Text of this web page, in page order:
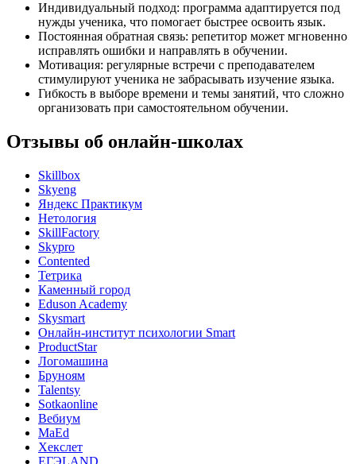
Индивидуальный подход: программа адаптируется под
нужды ученика, что помогает быстрее освоить язык.
Постоянная обратная связь: репетитор может мгновенно
исправлять ошибки и направлять в обучении.
Мотивация: регулярные встречи с преподавателем
стимулируют ученика не забрасывать изучение языка.
Гибкость в выборе времени и темы занятий, что сложно
организовать при самостоятельном обучении.
Отзывы об онлайн-школах
Skillbox
Skyeng
Яндекс Практикум
Нетология
SkillFactory
Skypro
Contented
Тетрика
Каменный город
Eduson Academy
Skysmart
Онлайн-институт психологии Smart
ProductStar
Логомашина
Бруноям
Talentsy
Sotkaonline
Вебиум
MaEd
Хекслет
ЕГЭLAND